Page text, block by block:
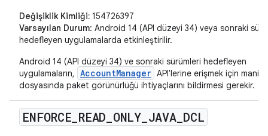
Değişiklik Kimliği: 154726397
Varsayılan Durum: Android 14 (API düzeyi 34) veya sonraki
hedefleyen uygulamalarda etkinleştirilir.
Android 14 (API düzeyi 34) ve sonraki sürümleri hedefleyen
uygulamaların, AccountManager API'lerine erişmek için
dosyasında paket görünürlüğü ihtiyaçlarını bildirmesi gerekir.
ENFORCE READ ONLY_ JAVA_ DCL